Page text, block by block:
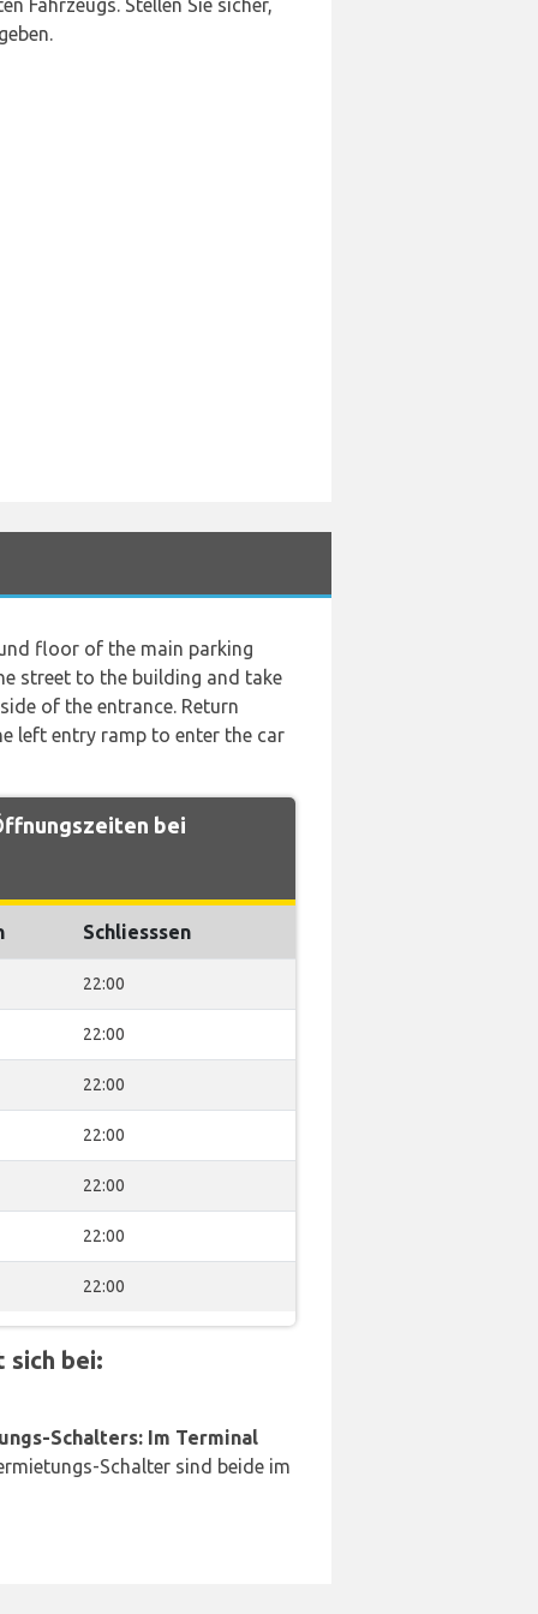
Fahrzeugs. Stellen Sie sicher,
floor of the main parking
street to the building and take
of the entrance. Return
left entry ramp to enter the car
bei
Schliesssen
22:00
22:00
22:00
22:00
22:00
22:00
22:00
sich bei:
Schalters: Im Terminal
Schalter sind beide im